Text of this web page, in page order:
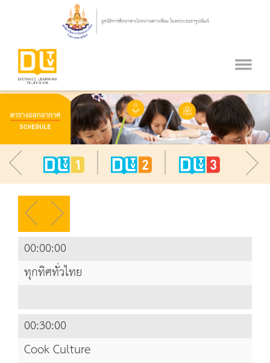
00:00:00
ทุกทิศทั่วไทย
00:30:00
Cook Culture